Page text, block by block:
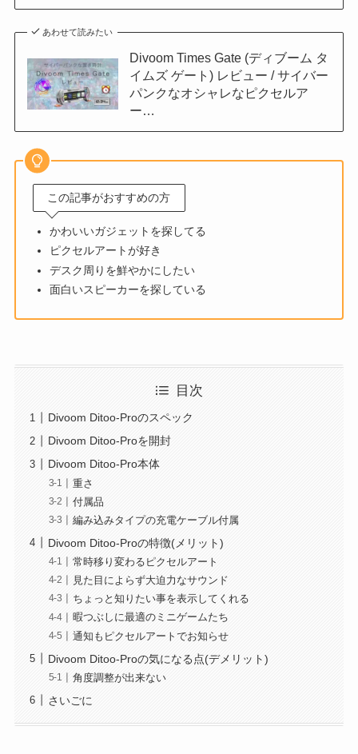
あわせて読みたい
Divoom Times Gate (ディブーム タ
イムズ ゲート) レビュー / サイバー
パンクなオシャレなピクセルア
ー…
この記事がおすすめの方
かわいいガジェットを探してる
ピクセルアートが好き
デスク周りを鮮やかにしたい
面白いスピーカーを探している
目次
Divoom Ditoo-Proのスペック
Divoom Ditoo-Proを開封
Divoom Ditoo-Pro本体
重さ
付属品
編み込みタイプの充電ケーブル付属
Divoom Ditoo-Proの特徴(メリット)
常時移り変わるピクセルアート
見た目によらず大迫力なサウンド
ちょっと知りたい事を表示してくれる
暇つぶしに最適のミニゲームたち
通知もピクセルアートでお知らせ
Divoom Ditoo-Proの気になる点(デメリット)
角度調整が出来ない
さいごに